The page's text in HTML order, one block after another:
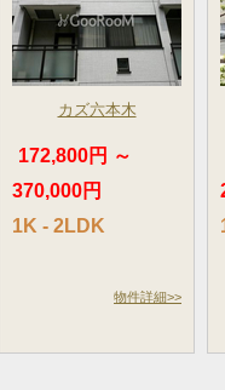
カズ六本木
172,800円 ～
370,000円
1K - 2LDK
物件詳細>>